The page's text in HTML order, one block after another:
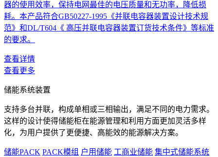
器的使用效率，保持电网最佳的电压质量和无功率，降低损
耗。本产品符合GB50227-1995《并联电容器装置设计技术规
范》和DL/T604《 高压并联电容器装置订货技术条件》等标准
的要求。
查看详情
查看更多
储能系统装置
支持多台并联，构成单相或三相输出，满足不同的电力需求。
这样的设计使得储能柜在能源管理和利用方面更加灵活多样
化，为用户提供了更便捷、高能效的能源解决方案。
储能PACK PACK模组 户用储能 工商业储能 集中式储能系统